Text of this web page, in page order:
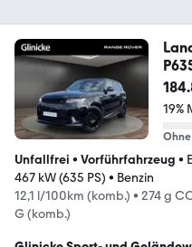
19%
Unfallfrei • Vorführfahrzeug •
467 kW (635 PS) • Benzin
12,1 l/100km (komb.) • 274 g
G (komb.)